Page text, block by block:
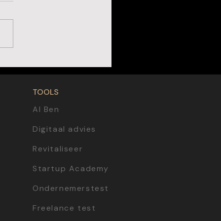
ondernemers eerlijk
TOOLS
AI Ben
Digitaal advies
Revitaliseer
Startup Academy
Ondernemerstest
Freelance test